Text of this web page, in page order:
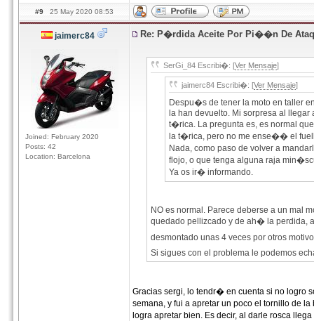
#9 25 May 2020 08:53
jaimerc84
Joined: February 2020
Posts: 42
Location: Barcelona
Re: P�rdida Aceite Por Pi��n De
SerGi_84 Escribi�: [Ver Mensaje]
jaimerc84 Escribi�: [Ver Mensaje]
Despu�s de tener la moto en taller
la han devuelto. Mi sorpresa al
t�rica. La pregunta es, es normal
la t�rica, pero no me ense�� el
Nada, como paso de volver a
flojo, o que tenga alguna raja
Ya os ir� informando.
NO es normal. Parece deberse a un mal
quedado pellizcado y de ah� la perdida,
desmontado unas 4 veces por otros
Si sigues con el problema le podemos
Gracias sergi, lo tendr� en cuenta si no logro
semana, y fui a apretar un poco el tornillo de
logra apretar bien. Es decir, al darle rosca